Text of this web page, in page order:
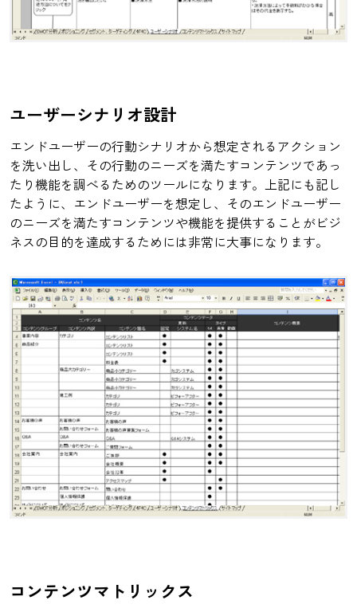
ユーザーシナリオ設計
エンドユーザーの行動シナリオから想定されるアクション
を洗い出し、その行動のニーズを満たすコンテンツであっ
たり機能を調べるためのツールになります。上記にも記し
たように、エンドユーザーを想定し、そのエンドユーザー
のニーズを満たすコンテンツや機能を提供することがビジ
ネスの目的を達成するためには非常に大事になります。
コンテンツマトリックス